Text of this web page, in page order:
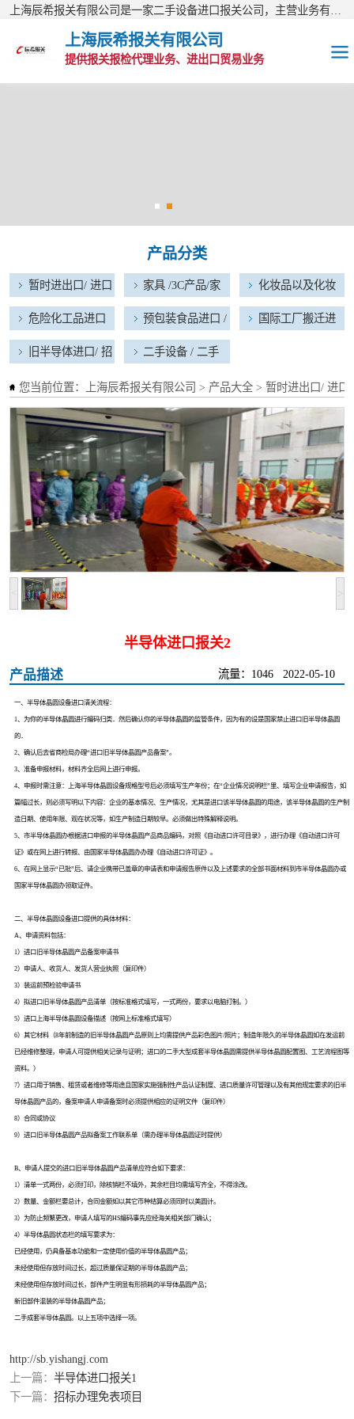
上海辰希报关有限公司
提供报关报检代理业务、进出口贸易业务
您当前位置： 上海辰希报关有限公司 > 产品大全 > 暂时进出口/ 进口
< >
半导体进口报关2
产品描述 2022-05-10
流量：1046
一、半导体晶圆设备进口清关流程：
1、为你的半导体晶圆进行编码归类．然后确认你的半导体晶圆的监管条件，因为有的设是国家禁止进口旧半导体晶圆
的．
2、确认后去省商检局办理“进口旧半导体晶圆产品备案”。
3、准备申报材料，材料齐全后网上进行申报。
4、申报时需注意：上海半导体晶圆设备规格型号后必须填写生产年份；在“企业情况说明栏”里、填写企业申请报告，如
篇幅过长，则必须写明以下内容：企业的基本情况、生产情况，尤其是进口该半导体晶圆的用途，该半导体晶圆的生产制
造日期、使用年限、观在状况等，如生产制造日期较早。必须做出特殊解释说明。
5、市半导体晶圆办根据进口申报的半导体晶圆产品商品编码，对照《自动进口许可目录》，进行办理《自动进口许可
证》或在网上进行转报、由国家半导体晶圆办办理《自动进口许可证》。
6、在网上显示“已批”后、请企业携带已盖章的申请表和申请报告原件以及上述要求的全部书面材料到市半导体晶圆办或
国家半导体晶圆办领取证件。
二、半导体晶圆设备进口提供的具体材料：
A、申请资料包括：
1）进口旧半导体晶圆产品备案申请书
2）申请人、收货人、发货人营业执照（复印件）
3）装运前预检验申请书
4）拟进口旧半导体晶圆产品清单（按标准格式填写，一式两份，要求以电脑打制。）
5）进口上海半导体晶圆设备描述（按网上标准格式填写）
6）其它材料（8年前制造的旧半导体晶圆产品原则上均需提供产品彩色图片/照片；制造年限久的半导体晶圆如在发运前
已经维修整理，申请人可提供相关记录与证明；进口的二手大型成套半导体晶圆需提供半导体晶圆配置图、工艺流程图等
资料。）
7）进口用于销售、租赁或者维修等用途且国家实施强制性产品认证制度、进口质量许可管理以及有其他规定要求的旧半
导体晶圆产品的，备案申请人申请备案时必须提供相应的证明文件（复印件）
8）合同或协议
9）进口旧半导体晶圆产品拟备案工作联系单（需办理半导体晶圆证时提供）
B、申请人提交的进口旧半导体晶圆产品清单应符合如下要求：
1）清单一式两份，必须打印，除核销栏不填外，其余栏目均需填写齐全，不得涂改。
2）数量、金额栏要总计，合同金额如以其它币种结算必须同时以美圆计。
3）为防止频繁更改，申请人填写的HS编码事先应经海关相关部门确认；
4）半导体晶圆状态栏的填写要求为：
已经使用，仍具备基本功能和一定使用价值的半导体晶圆产品；
未经使用但存放时间过长，超过质量保证期的半导体晶圆产品；
未经使用但存放时间过长，部件产生明显有形损耗的半导体晶圆产品；
新旧部件混装的半导体晶圆产品；
二手成套半导体晶圆。以上五项中选择一项。
http://sb.yishangj.com
上一篇： 半导体进口报关1
下一篇： 招标办理免表项目
产品分类
暂时进出口/ 进口
维修物品
家具 /3C产品/家
电器进口报关
化妆品以及化妆
品原料进口报关
危险化工品进口
报关
预包装食品进口 /
宠物食品进口
国际工厂搬迁进
旧半导体进口/ 招
二手设备 / 二手
品原料进口报关
危险化工品进口
宠物食品进口
国际工厂搬迁进
出口报关
旧半导体进口/ 招
标免表项目
二手设备 / 二手
工程机械进口